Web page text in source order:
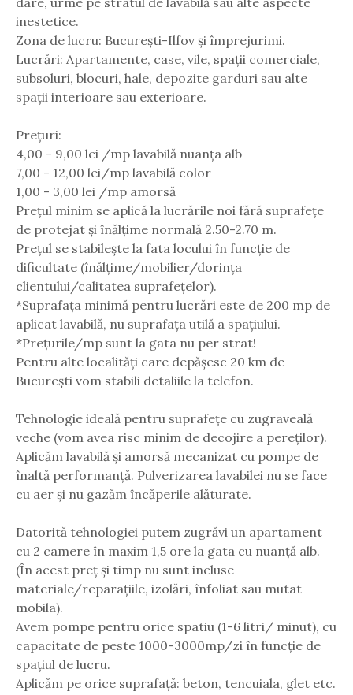
inestetice.
Zona de lucru: București-Ilfov și împrejurimi.
Lucrări: Apartamente, case, vile, spații comerciale,
subsoluri, blocuri, hale, depozite garduri sau alte
spații interioare sau exterioare.
Prețuri:
4,00 - 9,00 lei /mp lavabilă nuanța alb
7,00 - 12,00 lei/mp lavabilă color
1,00 - 3,00 lei /mp amorsă
Prețul minim se aplică la lucrările noi fără suprafețe
de protejat și înălțime normală 2.50-2.70 m.
Prețul se stabilește la fata locului în funcție de
dificultate (înălțime/mobilier/dorința
clientului/calitatea suprafețelor).
*Suprafața minimă pentru lucrări este de 200 mp de
aplicat lavabilă, nu suprafața utilă a spațiului.
*Prețurile/mp sunt la gata nu per strat!
Pentru alte localități care depășesc 20 km de
București vom stabili detaliile la telefon.
Tehnologie ideală pentru suprafețe cu zugraveală
veche (vom avea risc minim de decojire a pereților).
Aplicăm lavabilă și amorsă mecanizat cu pompe de
înaltă performanță. Pulverizarea lavabilei nu se face
cu aer și nu gazăm încăperile alăturate.
Datorită tehnologiei putem zugrăvi un apartament
cu 2 camere în maxim 1,5 ore la gata cu nuanță alb.
(În acest preț și timp nu sunt incluse
materiale/reparațiile, izolări, înfoliat sau mutat
mobila).
Avem pompe pentru orice spatiu (1-6 litri/ minut), cu
capacitate de peste 1000-3000mp/zi în funcție de
spațiul de lucru.
Aplicăm pe orice suprafață: beton, tencuiala, glet etc.